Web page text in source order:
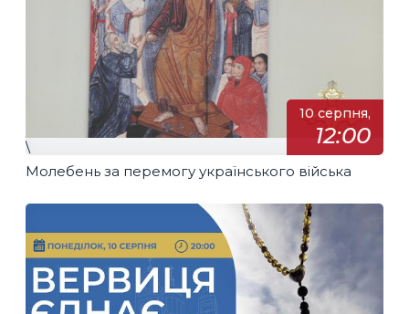
10 серпня,
12:00
\
Молебень за перемогу українського війська